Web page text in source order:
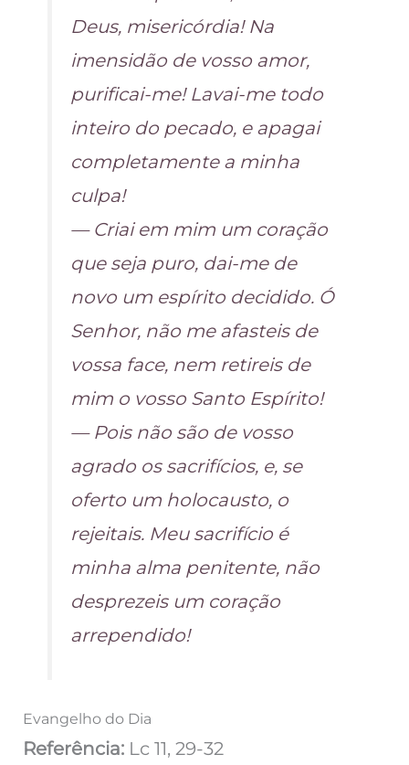
Deus, misericórdia! Na
imensidão de vosso amor,
purificai-me! Lavai-me todo
inteiro do pecado, e apagai
completamente a minha
culpa!
— Criai em mim um coração
que seja puro, dai-me de
novo um espírito decidido. Ó
Senhor, não me afasteis de
vossa face, nem retireis de
mim o vosso Santo Espírito!
— Pois não são de vosso
agrado os sacrifícios, e, se
oferto um holocausto, o
rejeitais. Meu sacrifício é
minha alma penitente, não
desprezeis um coração
arrependido!
Evangelho do Dia
Referência: Lc 11, 29-32